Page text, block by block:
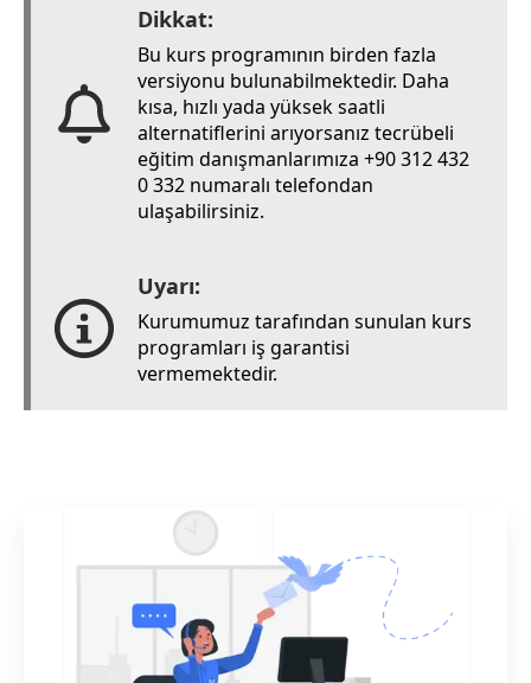
Dikkat:
Bu kurs programının birden fazla
versiyonu bulunabilmektedir. Daha
kısa, hızlı yada yüksek saatli
alternatiflerini arıyorsanız tecrübeli
eğitim danışmanlarımıza +90 312 432
0 332 numaralı telefondan
ulaşabilirsiniz.
Uyarı:
Kurumumuz tarafından sunulan kurs
programları iş garantisi
vermemektedir.